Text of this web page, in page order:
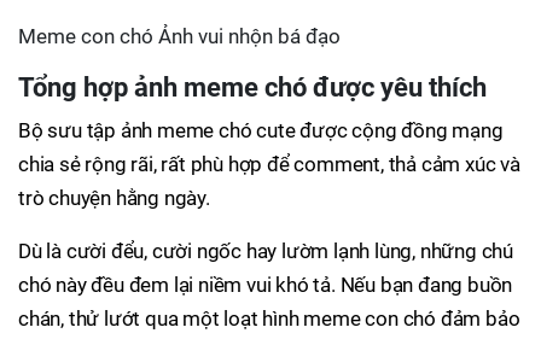
Meme con chó Ảnh vui nhộn bá đạo
Tổng hợp ảnh meme chó được yêu thích
Bộ sưu tập ảnh meme chó cute được cộng đồng mạng
chia sẻ rộng rãi, rất phù hợp để comment, thả cảm xúc và
trò chuyện hằng ngày.
Dù là cười đểu, cười ngốc hay lườm lạnh lùng, những chú
chó này đều đem lại niềm vui khó tả. Nếu bạn đang buồn
chán, thử lướt qua một loạt hình meme con chó đảm bảo